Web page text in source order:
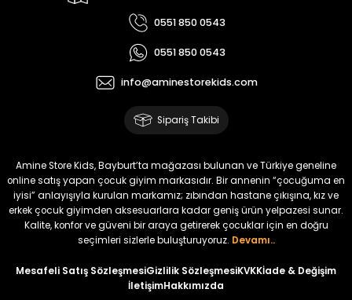
Kampçı Minik Erkek Çocuk 2'li Şortlu Takım
₺ 500
₺ 350
%30
Amine
Kampçı Minik Erkek Çocuk 2'li Şortlu Takım
0551 850 0543
0551 850 0543
info@aminestorekids.com
Sipariş Takibi
Amine Store Kids, Bayburt’ta mağazası bulunan ve Türkiye geneline
online satış yapan çocuk giyim markasıdır. Bir annenin “çocuğuma en
iyisi” anlayışıyla kurulan markamız; zıbından hastane çıkışına, kız ve
erkek çocuk giyimden aksesuarlara kadar geniş ürün yelpazesi sunar.
Kalite, konfor ve güveni bir araya getirerek çocuklar için en doğru
seçimleri sizlerle buluşturuyoruz. Devamı..
Mesafeli Satış SözleşmesiGizlilik SözleşmesiKVKKİade & Değişim
İletişimHakkımızda